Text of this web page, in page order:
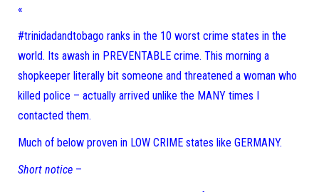
«
#trinidadandtobago ranks in the 10 worst crime states in the
world. Its awash in PREVENTABLE crime. This morning a
shopkeeper literally bit someone and threatened a woman who
killed police – actually arrived unlike the MANY times I
contacted them.
Much of below proven in LOW CRIME states like GERMANY.
Short notice –